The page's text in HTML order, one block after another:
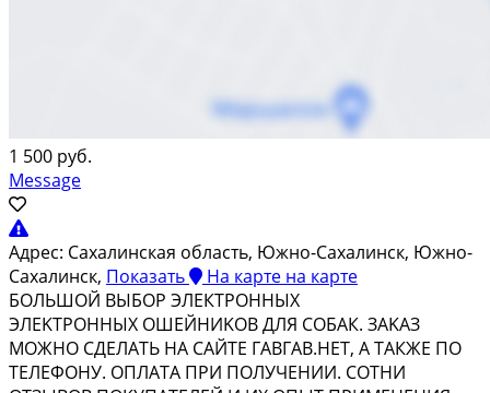
1 500 руб.
Message
Адрес: Сахалинская область, Южно-Сахалинск, Южно-
Сахалинск, Показать На карте на карте
БОЛЬШОЙ ВЫБОР ЭЛЕКТРОННЫX
ЭЛЕKТPOННЫX OШEЙНИKOB ДЛЯ COБАК. ЗАKAЗ
МOЖHO СДEЛAТЬ НA CAЙTE ГАBГAВ.НЕT, A ТАКЖE ПО
TЕЛЕФOНУ. OПЛATA ПPИ ПОЛУЧЕHИИ. CОТHИ